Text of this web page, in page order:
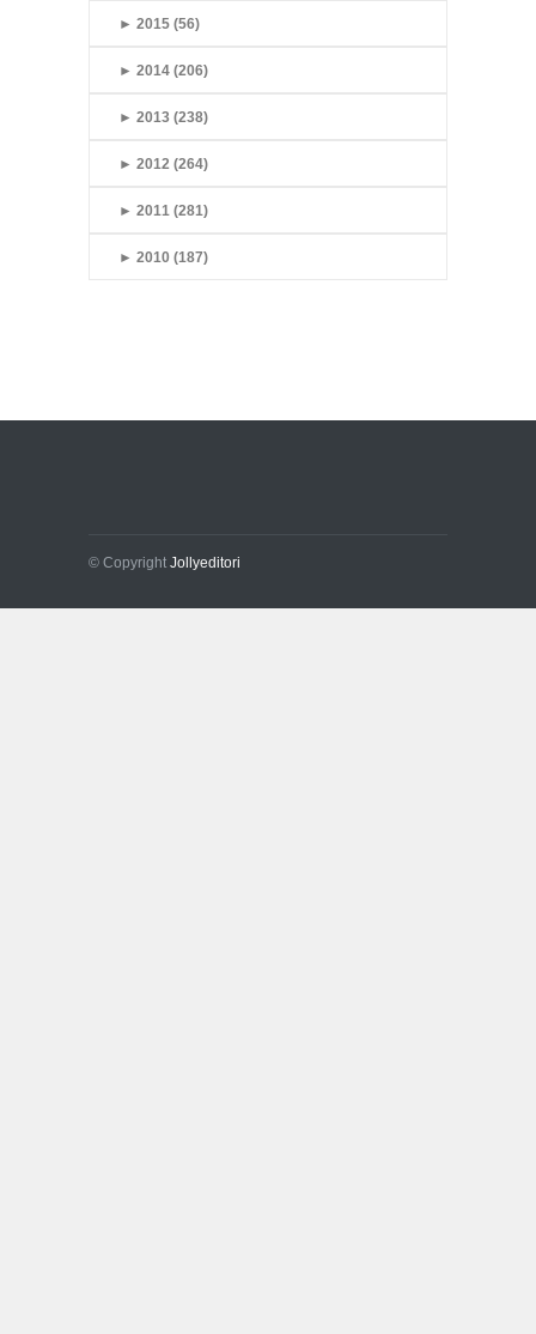
► 2015 (56)
► 2014 (206)
► 2013 (238)
► 2012 (264)
► 2011 (281)
► 2010 (187)
© Copyright Jollyeditori